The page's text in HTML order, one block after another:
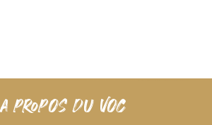
A PROPOS DU VOC